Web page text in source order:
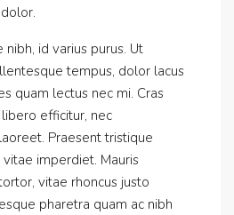
id varius purus. Ut
tempus, dolor lacus
quam lectus nec mi. Cras
efficitur, nec
Praesent tristique
imperdiet. Mauris
vitae rhoncus justo
pharetra quam ac nibh